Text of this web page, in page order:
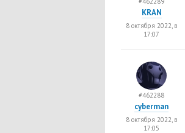
KRAN
8 октября 2022, в
17:07
#462288
cyberman
8 октября 2022, в
17:05